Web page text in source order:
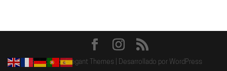
Diseñado porElegant Themes | Desarrollado por WordPress